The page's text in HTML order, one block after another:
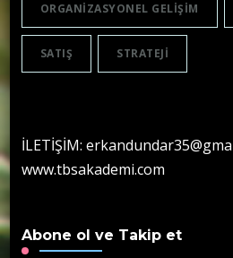
ORGANIZASYONEL GELIŞIM
SATIŞ STRATEJI
İLETİŞİM:
www.tbsakademi.com
Abone ol ve Takip et